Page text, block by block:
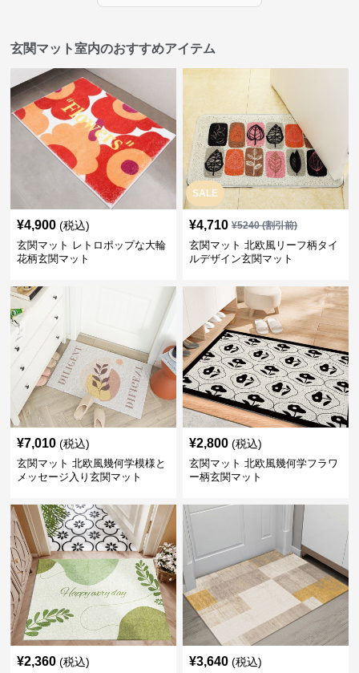
玄関マット室内のおすすめアイテム
¥4,900 (税込)
玄関マット レトロポップな大輪
花柄玄関マット
SALE
¥4,710 ¥5240(割引前)
玄関マット 北欧風リーフ柄タイ
ルデザイン玄関マット
¥7,010 (税込)
玄関マット 北欧風幾何学模様と
メッセージ入り玄関マット
¥2,800 (税込)
玄関マット 北欧風幾何学フラワ
ー柄玄関マット
¥2,360 (税込) ¥3,640 (税込)